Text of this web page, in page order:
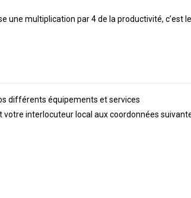
une multiplication par 4 de la productivité, c’est
différents équipements et services
interlocuteur local aux coordonnées